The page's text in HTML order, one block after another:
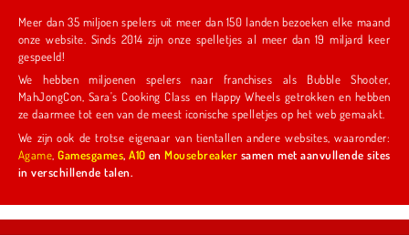
Meer dan 35 miljoen spelers uit meer dan 150 landen bezoeken elke maand
onze website. Sinds 2014 zijn onze spelletjes al meer dan 19 miljard keer
gespeeld!
We hebben miljoenen spelers naar franchises als Bubble Shooter,
MahJongCon, Sara's Cooking Class en Happy Wheels getrokken en hebben
ze daarmee tot een van de meest iconische spelletjes op het web gemaakt.
We zijn ook de trotse eigenaar van tientallen andere websites, waaronder:
Agame ,Gamesgames,A10 enMousebreaker samen met aanvullende sites
in verschillende talen.